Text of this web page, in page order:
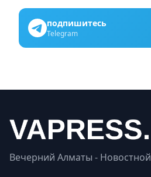
подпишитесь
Telegram
Вечерний Алматы -